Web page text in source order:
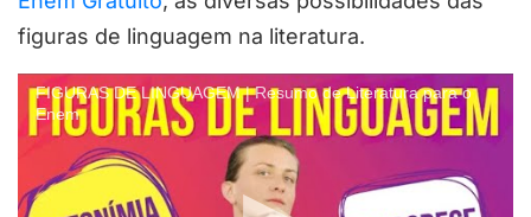
figuras de linguagem na literatura.
FIGURAS DE LINGUAGEM | Resumo de Literatura para o
Enem